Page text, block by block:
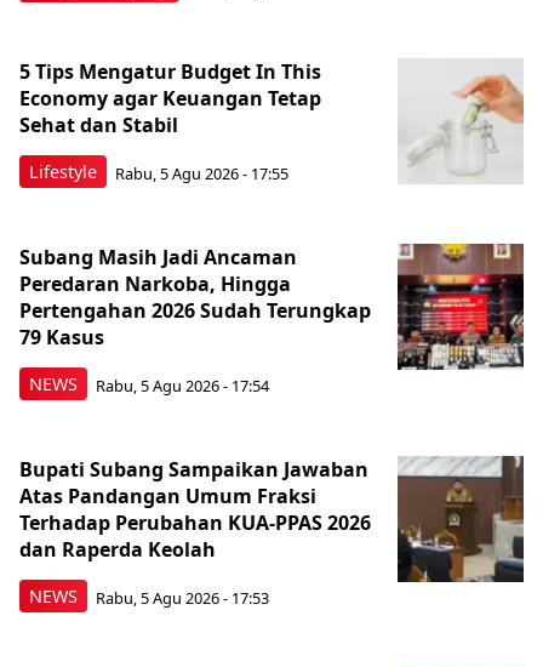
Lifestyle
5 Tips Mengatur Budget In This
Economy agar Keuangan Tetap
Sehat dan Stabil
Rabu, 5 Agu 2026 - 17:55
NEWS
Subang Masih Jadi Ancaman
Peredaran Narkoba, Hingga
Pertengahan 2026 Sudah Terungkap
79 Kasus
Rabu, 5 Agu 2026 - 17:54
NEWS
Bupati Subang Sampaikan Jawaban
Atas Pandangan Umum Fraksi
Terhadap Perubahan KUA-PPAS 2026
dan Raperda Keolah
Rabu, 5 Agu 2026 - 17:53